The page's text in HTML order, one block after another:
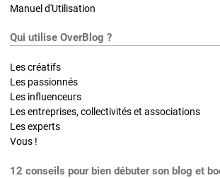
Manuel d'Utilisation
Qui utilise OverBlog ?
Les créatifs
Les passionnés
Les influenceurs
Les entreprises, collectivités et associations
Les experts
Vous !
12 conseils pour bien débuter son blog et